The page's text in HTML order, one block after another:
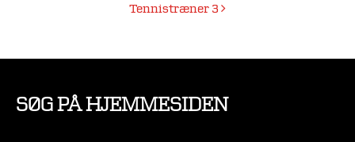
Tennistræner 3
SØG PÅ HJEMMESIDEN